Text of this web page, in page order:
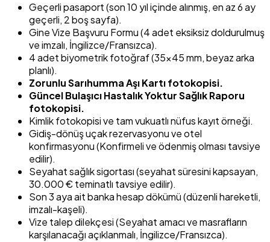
Geçerli pasaport (son 10 yıl içinde alınmış, en az 6 ay
geçerli, 2 boş sayfa).
Gine Vize Başvuru Formu (4 adet eksiksiz doldurulmuş
ve imzalı, İngilizce/Fransızca).
4 adet biyometrik fotoğraf (35×45 mm, beyaz arka
planlı).
Zorunlu Sarıhumma Aşı Kartı fotokopisi.
Güncel Bulaşıcı Hastalık Yoktur Sağlık Raporu
fotokopisi.
Kimlik fotokopisi ve tam vukuatlı nüfus kayıt örneği.
Gidiş-dönüş uçak rezervasyonu ve otel
konfirmasyonu (Konfirmeli ve ödenmiş olması tavsiye
edilir).
Seyahat sağlık sigortası (seyahat süresini kapsayan,
30.000 € teminatlı tavsiye edilir).
Son 3 aya ait banka hesap dökümü (düzenli hareketli,
imzalı-kaşeli).
Vize talep dilekçesi (Seyahat amacı ve masrafların
karşılanacağı açıklanmalı, İngilizce/Fransızca).